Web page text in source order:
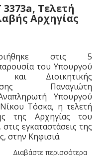
3373a, Τελετή
Αρχηγίας
στις 5
του Υπουργού
και Διοικητικής
Παναγιώτη
Υπουργού
Τόσκα, η τελετή
της Αρχηγίας του
εγκαταστάσεις της
στην Κηφισιά.
Διαβάστε περισσότερα